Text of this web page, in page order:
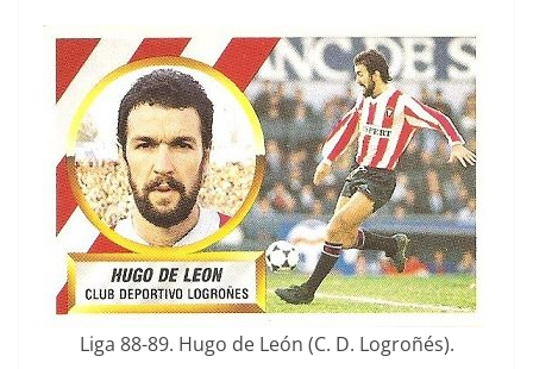
Liga 88-89. Hugo de León (C. D. Logroñés).